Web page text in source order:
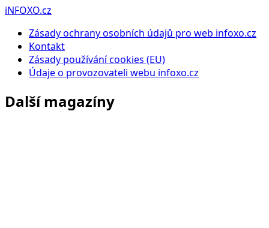
iNFOXO.cz
Zásady ochrany osobních údajů pro web infoxo.cz
Kontakt
Zásady používání cookies (EU)
Údaje o provozovateli webu infoxo.cz
Další magazíny